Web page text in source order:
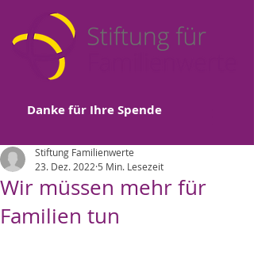
Danke für Ihre Spende
Wir müssen mehr für
Familien tun
Stiftung Familienwerte
23. Dez. 2022 5 Min. Lesezeit